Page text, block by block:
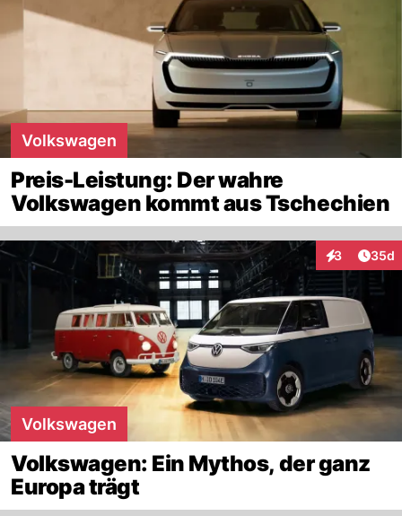
Volkswagen
Preis-Leistung: Der wahre
Volkswagen kommt aus Tschechien
3
Interaktionen
35d
Volkswagen
Volkswagen: Ein Mythos, der ganz
Europa trägt